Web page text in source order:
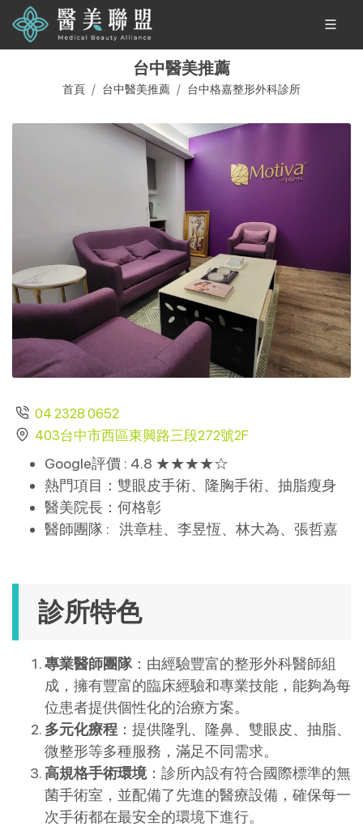
台中醫美推薦
首頁 台中醫美推薦 台中格嘉整形外科診所
04 2328 0652
403台中市西區東興路三段272號2F
Google評價 : 4.8 ★★★★☆
熱門項目：雙眼皮手術、隆胸手術、抽脂瘦身
醫美院長：何格彰
醫師團隊 : 洪章桂、李昱恆、林大為、張哲嘉
診所特色
專業醫師團隊：由經驗豐富的整形外科醫師組
成，擁有豐富的臨床經驗和專業技能，能夠為每
位患者提供個性化的治療方案​。
多元化療程 ：提供隆乳、隆鼻、雙眼皮、抽脂、
微整形等多種服務，滿足不同需求。
高規格手術環境：​診所內設有符合國際標準的無
菌手術室，並配備了先進的醫療設備，確保每一
次手術都在最安全的環境下進行。